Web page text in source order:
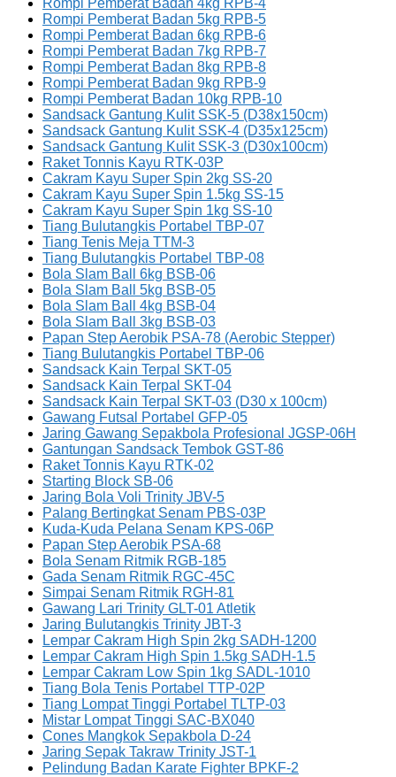
Rompi Pemberat Badan 4kg RPB-4
Rompi Pemberat Badan 5kg RPB-5
Rompi Pemberat Badan 6kg RPB-6
Rompi Pemberat Badan 7kg RPB-7
Rompi Pemberat Badan 8kg RPB-8
Rompi Pemberat Badan 9kg RPB-9
Rompi Pemberat Badan 10kg RPB-10
Sandsack Gantung Kulit SSK-5 (D38x150cm)
Sandsack Gantung Kulit SSK-4 (D35x125cm)
Sandsack Gantung Kulit SSK-3 (D30x100cm)
Raket Tonnis Kayu RTK-03P
Cakram Kayu Super Spin 2kg SS-20
Cakram Kayu Super Spin 1.5kg SS-15
Cakram Kayu Super Spin 1kg SS-10
Tiang Bulutangkis Portabel TBP-07
Tiang Tenis Meja TTM-3
Tiang Bulutangkis Portabel TBP-08
Bola Slam Ball 6kg BSB-06
Bola Slam Ball 5kg BSB-05
Bola Slam Ball 4kg BSB-04
Bola Slam Ball 3kg BSB-03
Papan Step Aerobik PSA-78 (Aerobic Stepper)
Tiang Bulutangkis Portabel TBP-06
Sandsack Kain Terpal SKT-05
Sandsack Kain Terpal SKT-04
Sandsack Kain Terpal SKT-03 (D30 x 100cm)
Gawang Futsal Portabel GFP-05
Jaring Gawang Sepakbola Profesional JGSP-06H
Gantungan Sandsack Tembok GST-86
Raket Tonnis Kayu RTK-02
Starting Block SB-06
Jaring Bola Voli Trinity JBV-5
Palang Bertingkat Senam PBS-03P
Kuda-Kuda Pelana Senam KPS-06P
Papan Step Aerobik PSA-68
Bola Senam Ritmik RGB-185
Gada Senam Ritmik RGC-45C
Simpai Senam Ritmik RGH-81
Gawang Lari Trinity GLT-01 Atletik
Jaring Bulutangkis Trinity JBT-3
Lempar Cakram High Spin 2kg SADH-1200
Lempar Cakram High Spin 1.5kg SADH-1.5
Lempar Cakram Low Spin 1kg SADL-1010
Tiang Bola Tenis Portabel TTP-02P
Tiang Lompat Tinggi Portabel TLTP-03
Mistar Lompat Tinggi SAC-BX040
Cones Mangkok Sepakbola D-24
Jaring Sepak Takraw Trinity JST-1
Pelindung Badan Karate Fighter BPKF-2